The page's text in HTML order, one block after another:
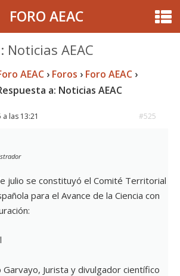
FORO AEAC
Noticias AEAC
AEAC › Foros › Foro AEAC ›
a: Noticias AEAC
las 13:21 #525
julio se constituyó el Comité Territorial
para el Avance de la Ciencia con
Garvayo, Jurista y divulgador científico